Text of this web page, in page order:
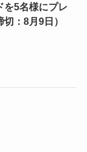
を5名様にプレ
：8月9日）